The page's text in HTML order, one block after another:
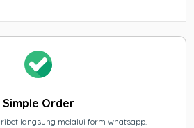
Simple Order
langsung melalui form whatsapp.